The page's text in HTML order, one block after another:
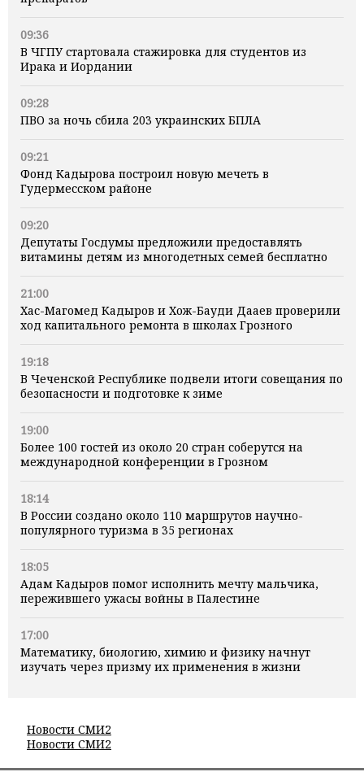
09:36
В ЧГПУ стартовала стажировка для студентов из
Ирака и Иордании
09:28
ПВО за ночь сбила 203 украинских БПЛА
09:21
Фонд Кадырова построил новую мечеть в
Гудермесском районе
09:20
Депутаты Госдумы предложили предоставлять
витамины детям из многодетных семей бесплатно
21:00
Хас-Магомед Кадыров и Хож-Бауди Дааев проверили
ход капитального ремонта в школах Грозного
19:18
В Чеченской Республике подвели итоги совещания по
безопасности и подготовке к зиме
19:00
Более 100 гостей из около 20 стран соберутся на
международной конференции в Грозном
18:14
В России создано около 110 маршрутов научно-
популярного туризма в 35 регионах
18:05
Адам Кадыров помог исполнить мечту мальчика,
пережившего ужасы войны в Палестине
17:00
Математику, биологию, химию и физику начнут
изучать через призму их применения в жизни
Новости СМИ2
Новости СМИ2